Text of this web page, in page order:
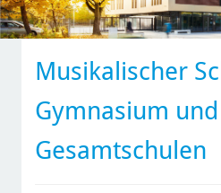
Musikalischer
Gymnasium
Gesamtschulen